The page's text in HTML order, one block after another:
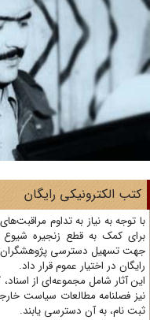
الکترونیکی رایگان
کمک به قطع زنجیره شیوع
تسهیل دسترسی پژوهشگران در
در اختیار عموم قرار داد.
آثار شامل مجموعه‌ای از اسناد،
فصلنامه مطالعات سیاست
نام، به آن دسترسی یابند.